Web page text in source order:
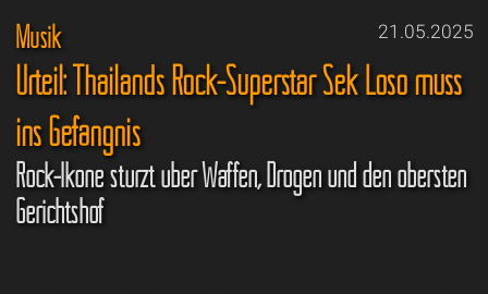
21.05.2025
Musik
Urteil: Thailands Rock-Superstar Sek Loso muss
ins Gefängnis
Rock-Ikone stürzt über Waffen, Drogen und den obersten
Gerichtshof